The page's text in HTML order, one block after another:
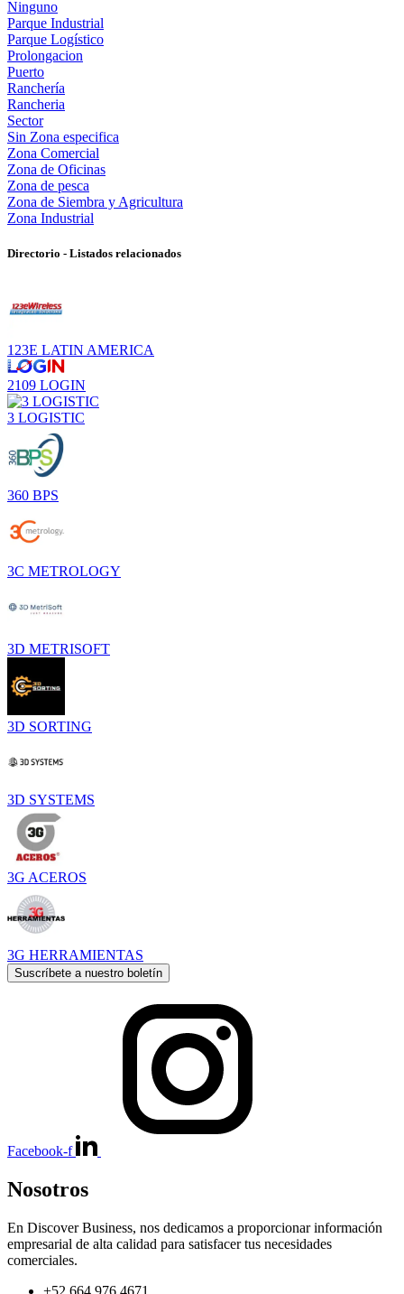
Ninguno
Parque Industrial
Parque Logístico
Prolongacion
Puerto
Ranchería
Rancheria
Sector
Sin Zona especifica
Zona Comercial
Zona de Oficinas
Zona de pesca
Zona de Siembra y Agricultura
Zona Industrial
Directorio - Listados relacionados
123E LATIN AMERICA
2109 LOGIN
3 LOGISTIC
360 BPS
3C METROLOGY
3D METRISOFT
3D SORTING
3D SYSTEMS
3G ACEROS
3G HERRAMIENTAS
Suscríbete a nuestro boletín
Facebook-f
Nosotros
En Discover Business, nos dedicamos a proporcionar información
empresarial de alta calidad para satisfacer tus necesidades
comerciales.
+52 664 976 4671